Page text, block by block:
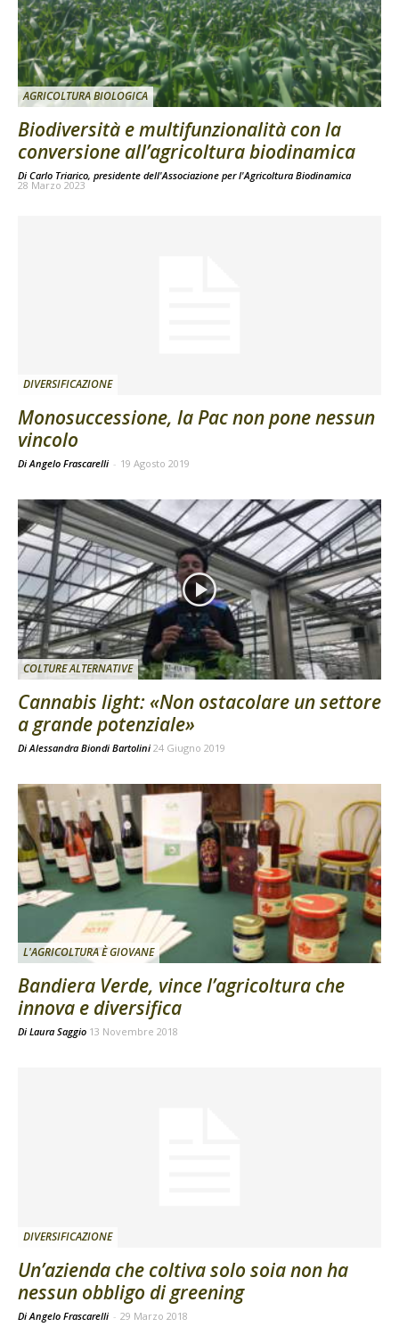
AGRICOLTURA BIOLOGICA
Biodiversità e multifunzionalità con la
conversione all’agricoltura biodinamica
Di Carlo Triarico, presidente dell'Associazione per l'Agricoltura Biodinamica
28 Marzo 2023
DIVERSIFICAZIONE
Monosuccessione, la Pac non pone nessun
vincolo
Di Angelo Frascarelli - 19 Agosto 2019
COLTURE ALTERNATIVE
Cannabis light: «Non ostacolare un settore
a grande potenziale»
Di Alessandra Biondi Bartolini 24 Giugno 2019
L'AGRICOLTURA È GIOVANE
Bandiera Verde, vince l’agricoltura che
innova e diversifica
Di Laura Saggio 13 Novembre 2018
DIVERSIFICAZIONE
Un’azienda che coltiva solo soia non ha
nessun obbligo di greening
Di Angelo Frascarelli - 29 Marzo 2018